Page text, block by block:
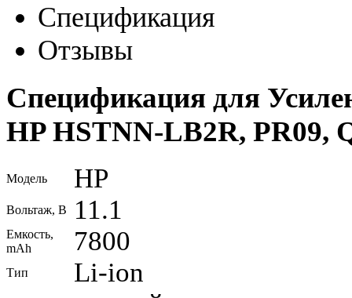
Спецификация
Отзывы
Спецификация для
HP HSTNN-LB2R, PR09,
Модель HP
Вольтаж, В 11.1
Емкость,
mAh
7800
Тип Li-ion